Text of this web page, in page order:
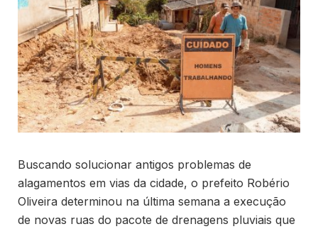
Buscando solucionar antigos problemas de
alagamentos em vias da cidade, o prefeito Robério
Oliveira determinou na última semana a execução
de novas ruas do pacote de drenagens pluviais que